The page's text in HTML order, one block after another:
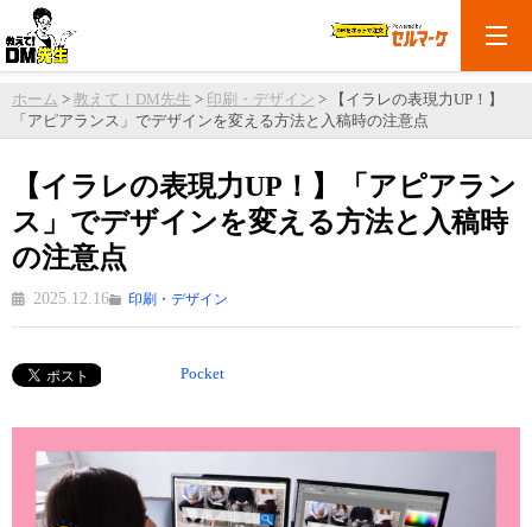
ホーム > 教えて！DM先生 > 印刷・デザイン >
【イラレの表現力UP！】
「アピアランス」でデザインを変える方法と入稿時の注意点
【イラレの表現力UP！】「アピアラン
ス」でデザインを変える方法と入稿時
の注意点
2025.12.16 印刷・デザイン
Pocket